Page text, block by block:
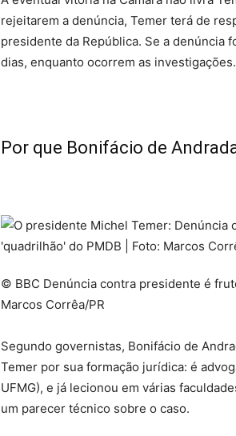
rejeitarem a denúncia, Temer terá de
presidente da República. Se a denúncia
dias, enquanto ocorrem as investigações.
Por que Bonifácio de
© BBC Denúncia contra presidente é
Marcos Corrêa/PR
Segundo governistas, Bonifácio de
Temer por sua formação jurídica: é
UFMG), e já lecionou em várias
um parecer técnico sobre o caso.